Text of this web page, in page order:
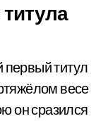
титул
весе
он сразился